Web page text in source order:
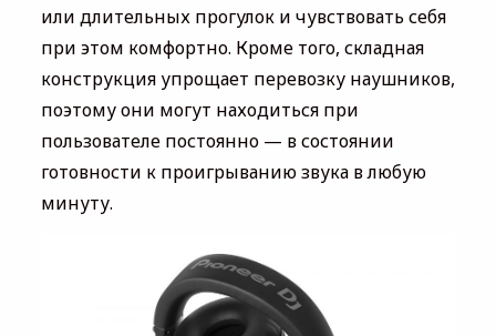
или длительных прогулок и чувствовать себя
при этом комфортно. Кроме того, складная
конструкция упрощает перевозку наушников,
поэтому они могут находиться при
пользователе постоянно — в состоянии
готовности к проигрыванию звука в любую
минуту.